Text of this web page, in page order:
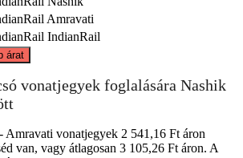
Amravati
IndianRail
árat
©CARTO
vonatjegyek foglalására Nashik
Amravati vonatjegyek 2 541,16 Ft áron
van, vagy átlagosan 3 105,26 Ft áron. A